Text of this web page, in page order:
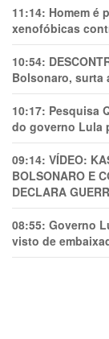
11:14: Homem é
xenofóbicas
10:54:
Bolsonaro, surta
10:17: Pesquisa
do governo Lula
09:14: VÍDEO:
BOLSONARO E
DECLARA
08:55: Governo
visto de